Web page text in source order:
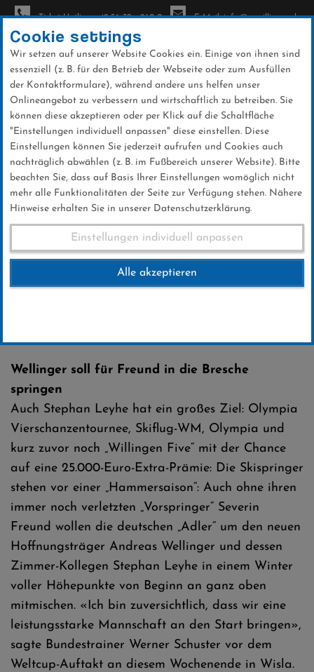
Direkt
zum
Inhalt
Ticket-Hotline: +49 56 32 - 960-0 E-Mail: info@sc-willingen.de
News
Weltcup-Splitter 15.11.2017
15 .November 2017
Wellinger soll für Freund in die Bresche
springen
Auch Stephan Leyhe hat ein großes Ziel: Olympia
Vierschanzentournee, Skiflug-WM, Olympia und
kurz zuvor noch „Willingen Five“ mit der Chance
auf eine 25.000-Euro-Extra-Prämie: Die Skispringer
stehen vor einer „Hammersaison“: Auch ohne ihren
immer noch verletzten „Vorspringer“ Severin
Freund wollen die deutschen „Adler“ um den neuen
Hoffnungsträger Andreas Wellinger und dessen
Zimmer-Kollegen Stephan Leyhe in einem Winter
voller Höhepunkte von Beginn an ganz oben
mitmischen. «Ich bin zuversichtlich, dass wir eine
leistungsstarke Mannschaft an den Start bringen»,
sagte Bundestrainer Werner Schuster vor dem
Weltcup-Auftakt an diesem Wochenende in Wisla.
Cookie settings
Wir setzen auf unserer Website Cookies ein. Einige von ihnen sind
essenziell (z. B. für den Betrieb der Webseite oder zum Ausfüllen
der Kontaktformulare), während andere uns helfen unser
Onlineangebot zu verbessern und wirtschaftlich zu betreiben. Sie
können diese akzeptieren oder per Klick auf die Schaltfläche
"Einstellungen individuell anpassen" diese einstellen. Diese
Einstellungen können Sie jederzeit aufrufen und Cookies auch
nachträglich abwählen (z. B. im Fußbereich unserer Website). Bitte
beachten Sie, dass auf Basis Ihrer Einstellungen womöglich nicht
mehr alle Funktionalitäten der Seite zur Verfügung stehen. Nähere
Hinweise erhalten Sie in unserer Datenschutzerklärung.
Einstellungen individuell anpassen
Alle akzeptieren